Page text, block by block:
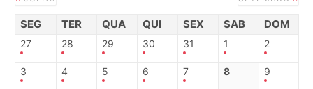
SEG TER QUA QUI SEX SAB DOM
27 28 29 30 31 1 2
3 4 5 6 7 8 9